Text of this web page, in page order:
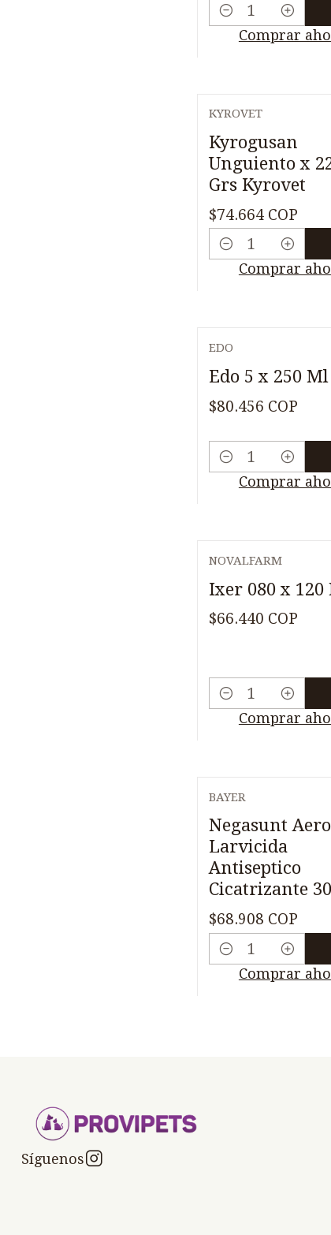
Cantidad
Comprar
KYROVET
Kyrogusan
Unguiento x
Grs Kyrovet
$74.664 COP
Cantidad
Comprar
EDO
Edo 5 x 250 Ml
$80.456 COP
Cantidad
Comprar
NOVALFARM
Ixer 080 x 120
$66.440 COP
Cantidad
Comprar
BAYER
Negasunt
Larvicida
Antiseptico
Cicatrizante
$68.908 COP
Cantidad
Comprar
Síguenos